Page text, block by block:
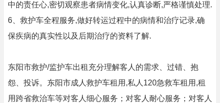
中的责任心,密切观察患者病情变化,认真诊断,严格谨慎处理.
6、救护车全程服务,做好转运过程中的病情和治疗记录,确
保疾病的真实性以及后期治疗的资料了解.
东阳市救护/监护车出租充分理解客人的需求、过错、抱
怨、投诉。东阳市成人救护车租用,私人120急救车租用,租
用跨省救治车等对客人细心服务；对客人耐心服务；对客人